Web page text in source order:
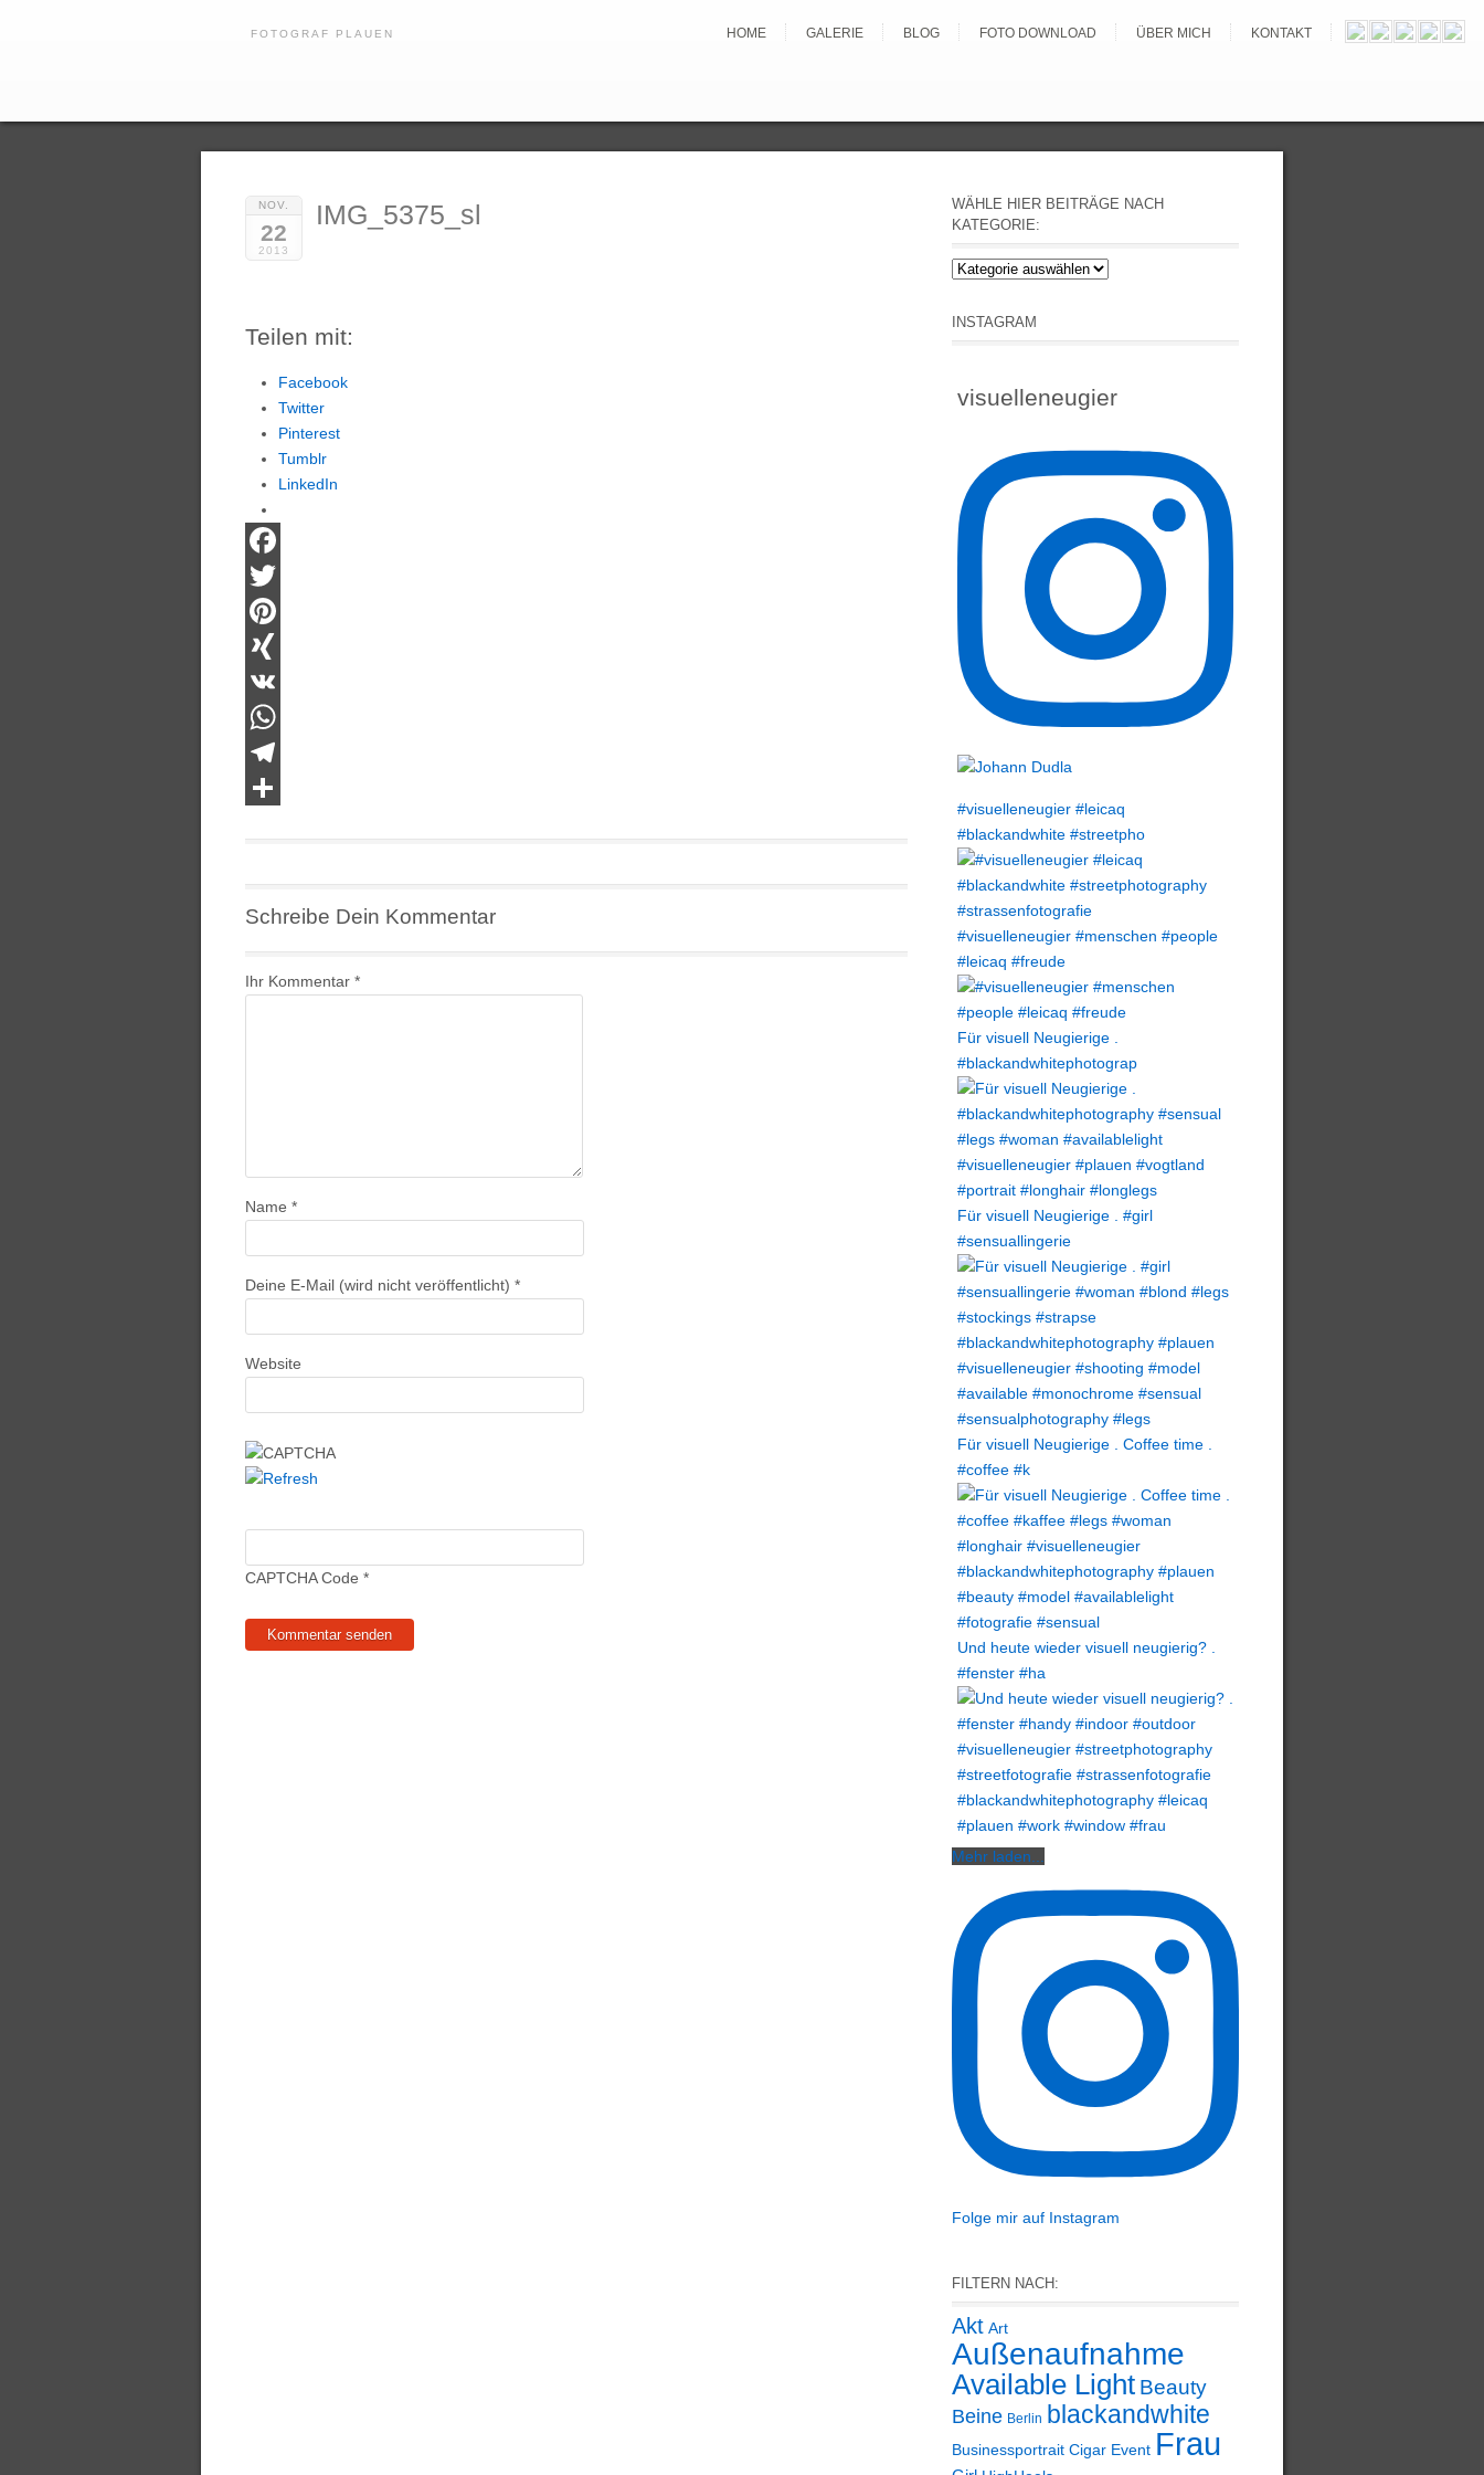
FOTOGRAF PLAUEN HOME GALERIE BLOG FOTO DOWNLOAD ÜBER MICH KONTAKT
NOV.
22
2013
IMG_5375_sl
Teilen mit:
Facebook
Twitter
Pinterest
Tumblr
LinkedIn
Facebook
Twitter
Pinterest
XING
VK
WhatsApp
Telegram
Schreibe Dein Kommentar
Ihr Kommentar *
Name *
Deine E-Mail (wird nicht veröffentlicht) *
Website
CAPTCHA Code *
WÄHLE HIER BEITRÄGE NACH
KATEGORIE:
Wähle
Beiträge
nach
INSTAGRAM
visuelleneugier
#visuelleneugier #leicaq
#blackandwhite #streetpho
#visuelleneugier #menschen #people
#leicaq #freude
Für visuell Neugierige .
#blackandwhitephotograp
Für visuell Neugierige . #girl
#sensuallingerie
Für visuell Neugierige . Coffee time .
#coffee #k
Und heute wieder visuell neugierig? .
#fenster #ha
Mehr laden...
Folge mir auf Instagram
FILTERN NACH:
Akt Art
Außenaufnahme
Available Light Beauty
Beine Berlin blackandwhite
Businessportrait Cigar Event Frau